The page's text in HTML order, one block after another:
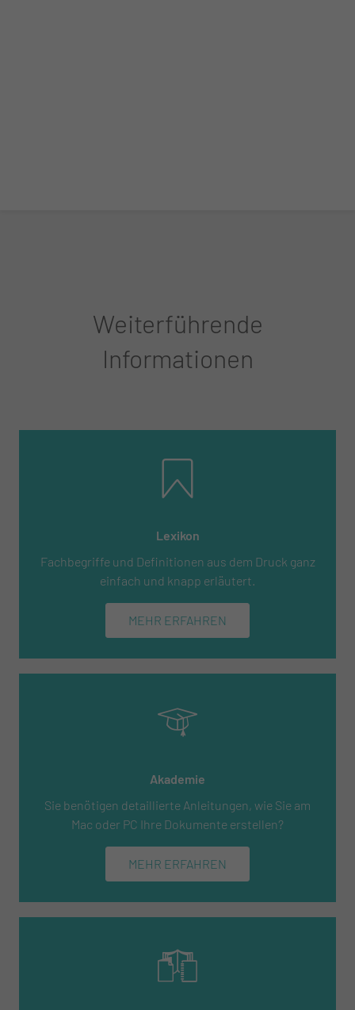
Weiterführende
Informationen
Lexikon
Fachbegriffe und Definitionen aus dem Druck ganz
einfach und knapp erläutert.
MEHR ERFAHREN
Akademie
Sie benötigen detaillierte Anleitungen, wie Sie am
Mac oder PC Ihre Dokumente erstellen?
MEHR ERFAHREN